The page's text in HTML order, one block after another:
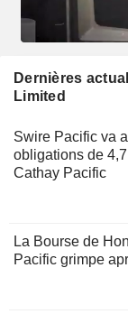
Dernières
Limited
Swire Pacific va
obligations de
Cathay Pacific
La Bourse de
Pacific grimpe